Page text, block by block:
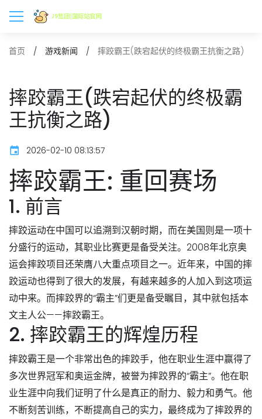
首页 游戏新闻 摔跤霸王(跌宕起伏的终极霸王抗衡之路)
摔跤霸王(跌宕起伏的终极霸
王抗衡之路)
2026-02-10 08:13:57
摔跤霸王: 重回赛场
1. 前言
摔跤运动在中国可以追溯到汉朝时期，而在美国则是一项十
分盛行的运动，其职业比赛更是备受关注。2008年北京奥
运会摔跤项目还荣膺八大重点项目之一。近年来，中国的摔
跤运动也得到了很大的发展，有越来越多的人加入到这项运
动中来。而摔跤界的“霸主”们更是备受瞩目，其中就包括本
文主人公——摔跤霸王。
2. 摔跤霸王的辉煌历程
摔跤霸王是一个非常出色的摔跤手，他在职业生涯中赢得了
多次世界冠军和奥运金牌，被誉为摔跤界的“霸主”。他在职
业生涯中向我们证明了什么是真正的耐力、毅力和勇气。他
不断刻苦训练，不断提高自己的实力，最终成为了摔跤界的